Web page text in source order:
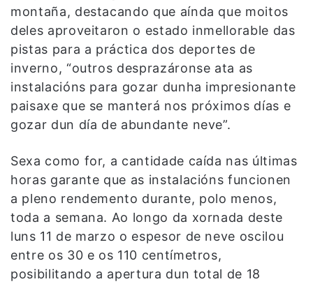
montaña, destacando que aínda que moitos
deles aproveitaron o estado inmellorable das
pistas para a práctica dos deportes de
inverno, “outros desprazáronse ata as
instalacións para gozar dunha impresionante
paisaxe que se manterá nos próximos días e
gozar dun día de abundante neve”.
Sexa como for, a cantidade caída nas últimas
horas garante que as instalacións funcionen
a pleno rendemento durante, polo menos,
toda a semana. Ao longo da xornada deste
luns 11 de marzo o espesor de neve oscilou
entre os 30 e os 110 centímetros,
posibilitando a apertura dun total de 18